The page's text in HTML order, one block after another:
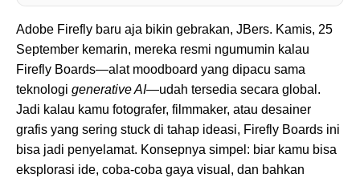
Adobe Firefly baru aja bikin gebrakan, JBers. Kamis, 25
September kemarin, mereka resmi ngumumin kalau
Firefly Boards—alat moodboard yang dipacu sama
teknologi generative AI—udah tersedia secara global.
Jadi kalau kamu fotografer, filmmaker, atau desainer
grafis yang sering stuck di tahap ideasi, Firefly Boards ini
bisa jadi penyelamat. Konsepnya simpel: biar kamu bisa
eksplorasi ide, coba-coba gaya visual, dan bahkan